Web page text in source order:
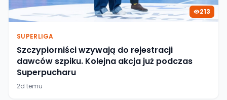
213
SUPERLIGA
Szczypiorniści wzywają do rejestracji
dawców szpiku. Kolejna akcja już podczas
Superpucharu
2d temu